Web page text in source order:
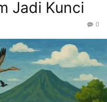
Jadi Kunci
0